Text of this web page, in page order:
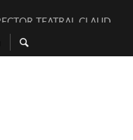
TEATRAL CLAUDIO
DEL TOMATAZO
3.0] EN EXVITA
EXVITA [RELATIVA